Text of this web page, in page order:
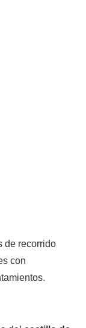
de recorrido
con